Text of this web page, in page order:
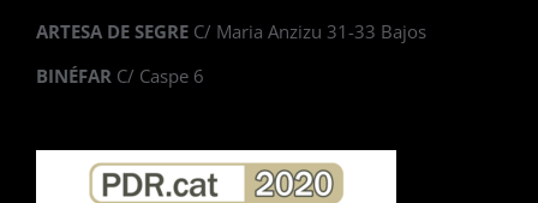
ARTESA DE SEGRE C/ Maria Anzizu 31-33 Bajos
BINÉFAR C/ Caspe 6